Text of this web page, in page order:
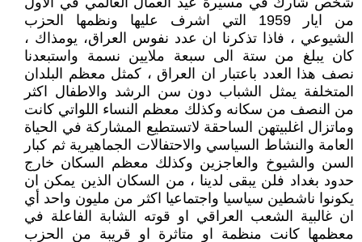
من ايار 1959 التي اشرف عليها ونظمها الحزب
الشيوعي ، فاذا تذكرنا ان عدد نفوس العراق، يومذاك ،
كان يبلغ من ستة الى سبعة ملايين نسمة واستبعدنا
نصف هذا العدد باعتبار ان العراق ، كمثل معظم البلدان
المتخلفة يمثل الشباب دون سن الرشد والاطفال اكثر
من النصف من سكانه وكذلك معظم النساء اللواتي كانت
وماتزال اغلبيتهن الساحقة لاتستطيع المشاركة في الحياة
العامة والنشاط السياسي والاحتفالات الجماهيرية ثم كبار
السن والشيوخ والعاجزين وكذلك معظم السكان خارج
حدود بغداد فلن يبقى لدينا ، من السكان الذين يمكن ان
يكونوا ناشطين سياسيا واجتماعيا اكثر من مليون واحد أي
ان غالبية الشعب العراقي او قوته الشابة الفاعلة في
معظمها كانت منظمة او متاثرة او قريبة من الحزب